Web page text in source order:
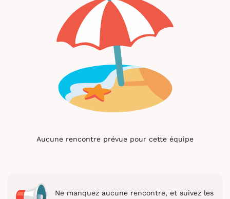
Aucune rencontre prévue pour cette équipe
Ne manquez aucune rencontre, et suivez les